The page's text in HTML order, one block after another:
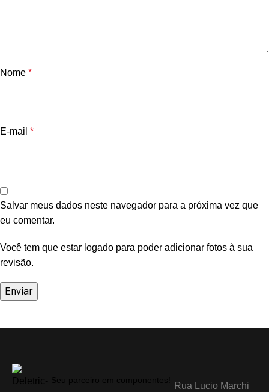
Nome *
E-mail *
Salvar meus dados neste navegador para a próxima vez que
eu comentar.
Você tem que estar logado para poder adicionar fotos à sua
revisão.
Rua Lucio Marchi